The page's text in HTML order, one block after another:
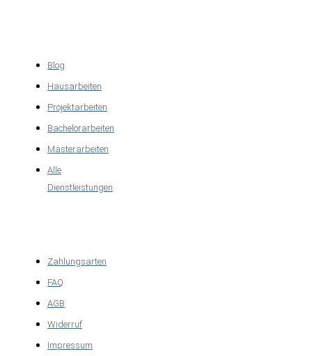
Blog
Hausarbeiten
Projektarbeiten
Bachelorarbeiten
Masterarbeiten
Alle
Dienstleistungen
Zahlungsarten
FAQ
AGB
Widerruf
Impressum